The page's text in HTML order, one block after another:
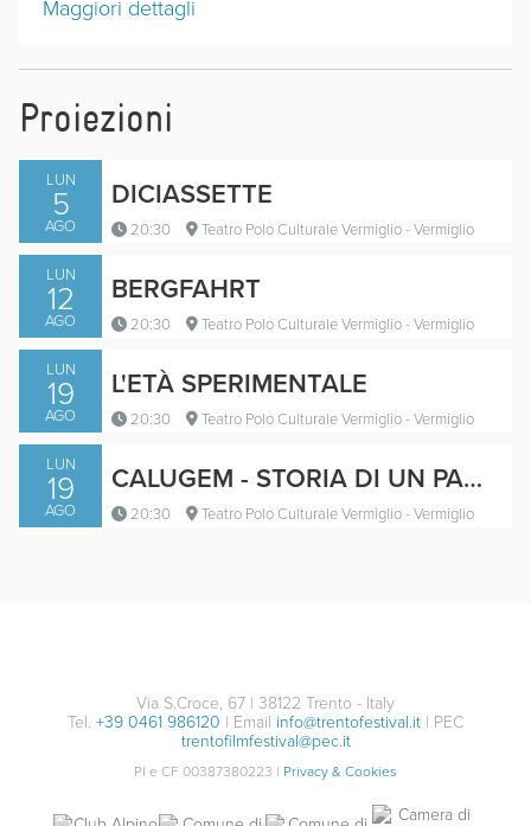
Maggiori dettagli
Proiezioni
LUN
5
AGO
DICIASSETTE
20:30 Teatro Polo Culturale Vermiglio - Vermiglio
LUN
12
AGO
BERGFAHRT
20:30 Teatro Polo Culturale Vermiglio - Vermiglio
LUN
19
AGO
L'ETÀ SPERIMENTALE
20:30 Teatro Polo Culturale Vermiglio - Vermiglio
Trailer
LUN
19
AGO
CALUGEM - STORIA DI UN PADRE SUI TETTI
20:30 Teatro Polo Culturale Vermiglio - Vermiglio
Via S.Croce, 67 | 38122 Trento - Italy
Tel. +39 0461 986120 | Email info@trentofestival.it | PEC
trentofilmfestival@pec.it
PI e CF 00387380223 | Privacy & Cookies